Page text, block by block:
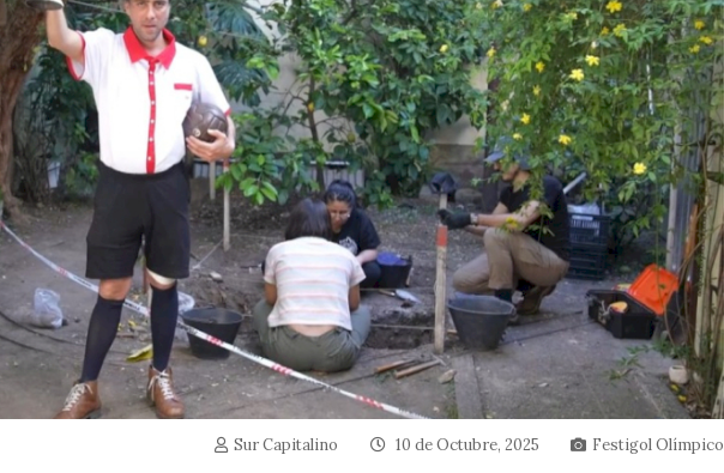
Sur Capitalino 10 de Octubre, 2025 Festigol Olímpico